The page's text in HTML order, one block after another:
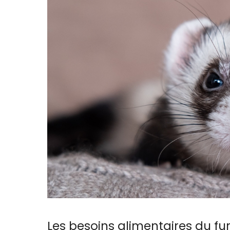
Les besoins alimentaires du